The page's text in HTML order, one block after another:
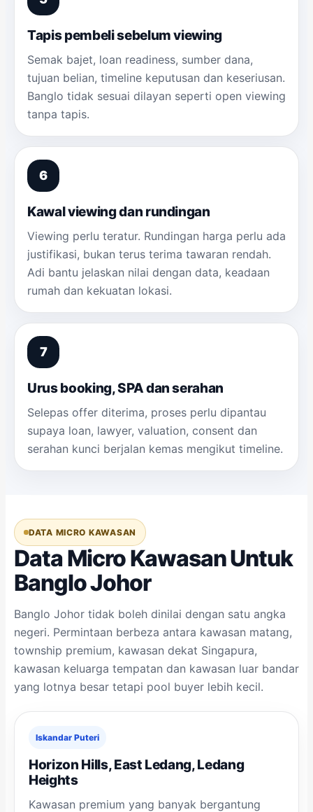
Tapis pembeli sebelum viewing
Semak bajet, loan readiness, sumber dana,
tujuan belian, timeline keputusan dan keseriusan.
Banglo tidak sesuai dilayan seperti open viewing
tanpa tapis.
Kawal viewing dan rundingan
Viewing perlu teratur. Rundingan harga perlu ada
justifikasi, bukan terus terima tawaran rendah.
Adi bantu jelaskan nilai dengan data, keadaan
rumah dan kekuatan lokasi.
Urus booking, SPA dan serahan
Selepas offer diterima, proses perlu dipantau
supaya loan, lawyer, valuation, consent dan
serahan kunci berjalan kemas mengikut timeline.
DATA MICRO KAWASAN
Data Micro Kawasan Untuk
Banglo Johor
Banglo Johor tidak boleh dinilai dengan satu angka
negeri. Permintaan berbeza antara kawasan matang,
township premium, kawasan dekat Singapura,
kawasan keluarga tempatan dan kawasan luar bandar
yang lotnya besar tetapi pool buyer lebih kecil.
Iskandar Puteri
Horizon Hills, East Ledang, Ledang
Heights
Kawasan premium yang banyak bergantung